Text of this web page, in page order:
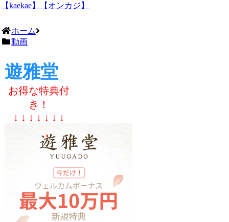
【kaekae】【オンカジ】
ホーム
動画
遊雅堂
お得な特典付
き！
↓ ↓ ↓ ↓ ↓ ↓ ↓